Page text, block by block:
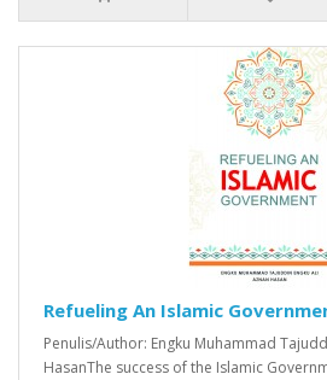
Refueling An Islamic
Penulis/Author: Engku Muhammad
HasanThe success of the Islamic